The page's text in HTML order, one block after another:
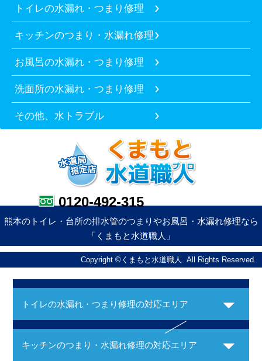
トイレの水漏れ・つまり修理
キッチンのつまり・水漏れ修理
お風呂の水漏れ・つまり修理
洗面所の水漏れ・つまり修理
その他、水トラブル
0120-492-315
熊本のトイレ・台所の排水管のつまりやお風呂・水漏れ修理なら
「くまもと水道職人」
Copyright ©くまもと水道職人. All Rights Reserved.
トイレの水漏れ・つまり修理の対応エリア
キッチンのつまり・水漏れ修理の対応エリア